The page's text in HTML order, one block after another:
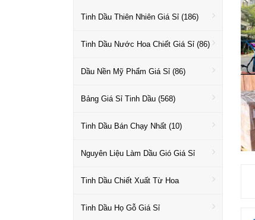
Tinh Dầu Thiên Nhiên Giá Sỉ (186)
Tinh Dầu Nước Hoa Chiết Giá Sỉ (86)
Dầu Nền Mỹ Phẩm Giá Sỉ (86)
Bảng Giá Sỉ Tinh Dầu (568)
Tinh Dầu Bán Chạy Nhất (10)
Nguyên Liệu Làm Dầu Gió Giá Sỉ
Tinh Dầu Chiết Xuất Từ Hoa
Tinh Dầu Họ Gỗ Giá Sỉ